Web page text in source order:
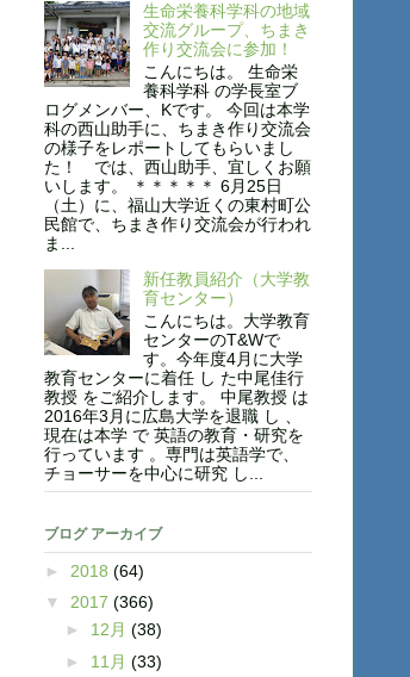
生命栄養科学科の地域
交流グループ、ちまき
作り交流会に参加！
こんにちは。 生命栄
養科学科 の学長室ブ
ログメンバー、Kです。 今回は本学
科の西山助手に、ちまき作り交流会
の様子をレポートしてもらいまし
た！ では、西山助手、宜しくお願
いします。 ＊＊＊＊＊ 6月25日
（土）に、福山大学近くの東村町公
民館で、ちまき作り交流会が行われ
ま...
新任教員紹介（大学教
育センター）
こんにちは。大学教育
センターのT&Wで
す。今年度4月に大学
教育センターに着任 し た中尾佳行
教授 をご紹介します。 中尾教授 は
2016年3月に広島大学を退職 し 、
現在は本学 で 英語の教育・研究を
行っています 。専門は英語学で、
チョーサーを中心に研究 し...
ブログ アーカイブ
► 2018 (64)
▼ 2017 (366)
► 12月 (38)
► 11月 (33)